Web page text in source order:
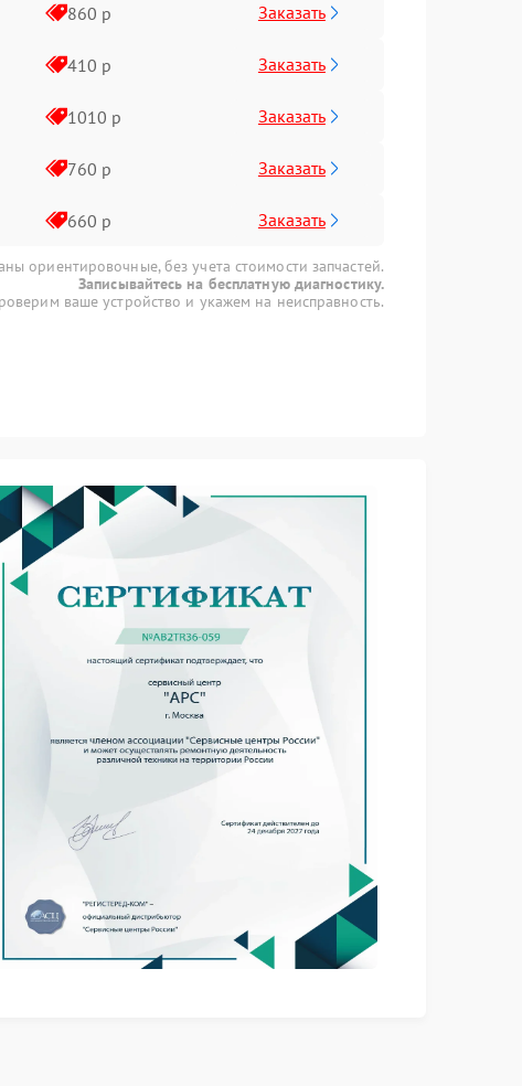
860 р Заказать
410 р Заказать
1010 р Заказать
760 р Заказать
660 р Заказать
ориентировочные, без учета стоимости запчастей.
Записывайтесь на бесплатную диагностику.
ваше устройство и укажем на неисправность.